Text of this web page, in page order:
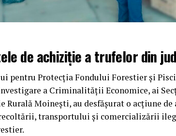
de achiziție a trufelor din
pentru Protecția Fondului Forestier și
a Criminalității Economice, ai
Rurală Moinești, au desfășurat o acțiune
transportului și comercializării